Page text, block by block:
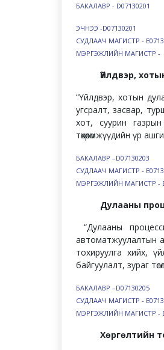
БАКАЛАВР - D07130201
ЭЧНЭЭ -D07130201
СУДЛААЧ МАГИСТР -
МЭРГЭЖЛИЙН МАГИСТР -
Үйлдвэр,
“Үйлдвэр, хотын
угсралт, засвар,
хот, суурин
төхөөрөмжүүдийн үр
БАКАЛАВР –D07130203
СУДЛААЧ МАГИСТР -
МЭРГЭЖЛИЙН МАГИСТР -
Дулааны
“Дулааны
автоматжуулалтын
тохируулга хийх,
байгуулалт, зураг
БАКАЛАВР –D07130205
СУДЛААЧ МАГИСТР -
МЭРГЭЖЛИЙН МАГИСТР -
Хөргөлтийн